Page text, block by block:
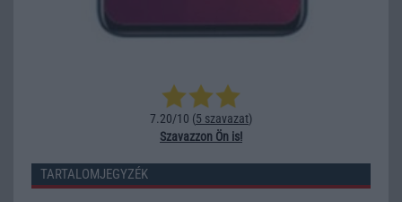
7.20/10 (5 szavazat)
Szavazzon Ön is!
TARTALOMJEGYZÉK